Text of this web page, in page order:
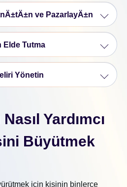
ve PazarlayÄ±n
Elde Tutma
Yönetin
Nasıl Yardımcı
Büyütmek
için kişinin binlerce